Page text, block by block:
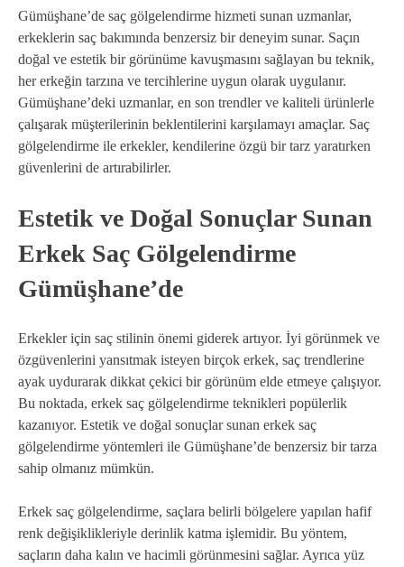
Gümüşhane’de saç gölgelendirme hizmeti sunan uzmanlar,
erkeklerin saç bakımında benzersiz bir deneyim sunar. Saçın
doğal ve estetik bir görünüme kavuşmasını sağlayan bu teknik,
her erkeğin tarzına ve tercihlerine uygun olarak uygulanır.
Gümüşhane’deki uzmanlar, en son trendler ve kaliteli ürünlerle
çalışarak müşterilerinin beklentilerini karşılamayı amaçlar. Saç
gölgelendirme ile erkekler, kendilerine özgü bir tarz yaratırken
güvenlerini de artırabilirler.
Estetik ve Doğal Sonuçlar Sunan
Erkek Saç Gölgelendirme
Gümüşhane’de
Erkekler için saç stilinin önemi giderek artıyor. İyi görünmek ve
özgüvenlerini yansıtmak isteyen birçok erkek, saç trendlerine
ayak uydurarak dikkat çekici bir görünüm elde etmeye çalışıyor.
Bu noktada, erkek saç gölgelendirme teknikleri popülerlik
kazanıyor. Estetik ve doğal sonuçlar sunan erkek saç
gölgelendirme yöntemleri ile Gümüşhane’de benzersiz bir tarza
sahip olmanız mümkün.
Erkek saç gölgelendirme, saçlara belirli bölgelere yapılan hafif
renk değişiklikleriyle derinlik katma işlemidir. Bu yöntem,
saçların daha kalın ve hacimli görünmesini sağlar. Ayrıca yüz